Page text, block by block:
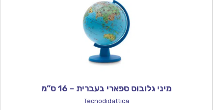
מיני גלובוס ספארי בעברית – 16 ס”מ
Tecnodidattica